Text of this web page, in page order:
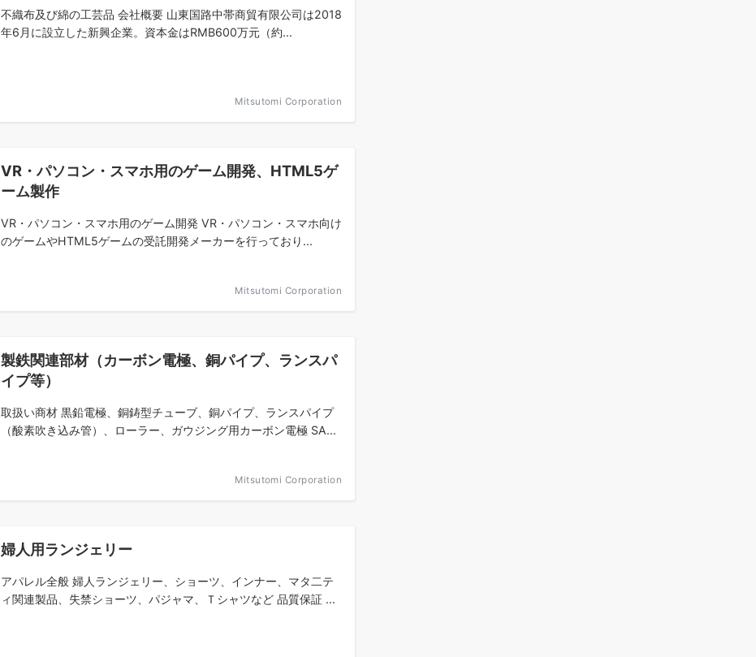
不織布及び綿の工芸品 会社概要 山東国路中帯商貿有限公司は2018
年6月に設立した新興企業。資本金はRMB600万元（約...
Mitsutomi Corporation
VR・パソコン・スマホ用のゲーム開発、HTML5ゲ
ーム製作
VR・パソコン・スマホ用のゲーム開発 VR・パソコン・スマホ向け
のゲームやHTML5ゲームの受託開発メーカーを行っており...
Mitsutomi Corporation
製鉄関連部材（カーボン電極、銅パイプ、ランスパ
イプ等）
取扱い商材 黒鉛電極、銅鋳型チューブ、銅パイプ、ランスパイプ
（酸素吹き込み管）、ローラー、ガウジング用カーボン電極 SA...
Mitsutomi Corporation
婦人用ランジェリー
アパレル全般 婦人ランジェリー、ショーツ、インナー、マタ二テ
ィ関連製品、失禁ショーツ、パジャマ、Ｔシャツなど 品質保証 ...